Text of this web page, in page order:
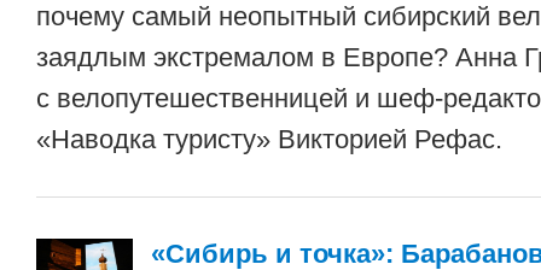
почему самый неопытный сибирский
заядлым экстремалом в Европе? Анна
с велопутешественницей и шеф-
«Наводка туристу» Викторией Рефас.
«Сибирь и точка»: